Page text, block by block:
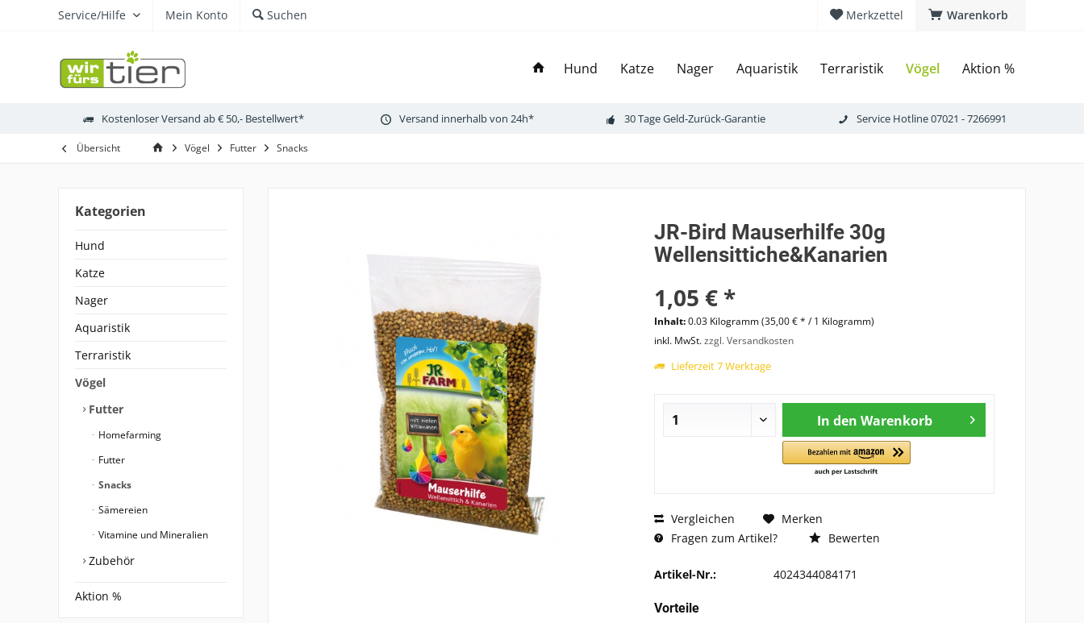
Warenkorb
Merkzettel
Service/Hilfe Mein Konto Suchen
Hund Katze Nager Aquaristik Terraristik Vögel Aktion %
Kostenloser Versand ab € 50,- Bestellwert* Versand innerhalb von 24h* 30 Tage Geld-Zurück-Garantie Service Hotline 07021 - 7266991
Übersicht Vögel Futter Snacks
Kategorien
Hund
Katze
Nager
Aquaristik
Terraristik
Vögel
Futter
Homefarming
Futter
Snacks
Sämereien
Vitamine und Mineralien
Zubehör
Aktion %
JR-Bird Mauserhilfe 30g
Wellensittiche&Kanarien
1,05 € *
Inhalt:0.03 Kilogramm (35,00 € * / 1 Kilogramm)
inkl. MwSt.zzgl. Versandkosten
Lieferzeit 7 Werktage
In den Warenkorb
Vergleichen
Merken
Fragen zum Artikel?
Bewerten
Artikel-Nr.: 4024344084171
Vorteile